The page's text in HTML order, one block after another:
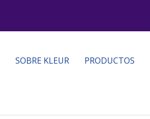
SOBRE KLEUR PRODUCTOS